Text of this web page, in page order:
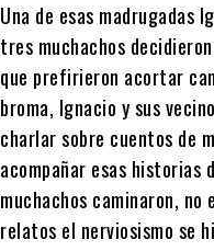
Una de esas madrugadas
tres muchachos
que prefirieron acortar
broma, Ignacio y sus
charlar sobre cuentos de
acompañar esas historias
muchachos caminaron,
relatos el nerviosismo se